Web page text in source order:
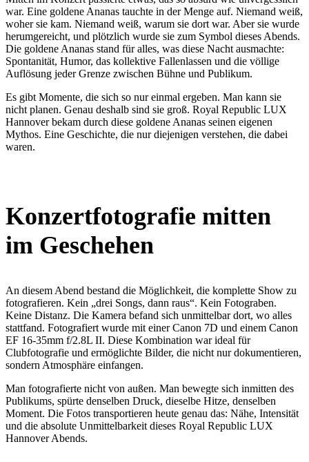
war. Eine goldene Ananas tauchte in der Menge auf. Niemand weiß,
woher sie kam. Niemand weiß, warum sie dort war. Aber sie wurde
herumgereicht, und plötzlich wurde sie zum Symbol dieses Abends.
Die goldene Ananas stand für alles, was diese Nacht ausmachte:
Spontanität, Humor, das kollektive Fallenlassen und die völlige
Auflösung jeder Grenze zwischen Bühne und Publikum.
Es gibt Momente, die sich so nur einmal ergeben. Man kann sie
nicht planen. Genau deshalb sind sie groß. Royal Republic LUX
Hannover bekam durch diese goldene Ananas seinen eigenen
Mythos. Eine Geschichte, die nur diejenigen verstehen, die dabei
waren.
Konzertfotografie mitten
im Geschehen
An diesem Abend bestand die Möglichkeit, die komplette Show zu
fotografieren. Kein „drei Songs, dann raus“. Kein Fotograben.
Keine Distanz. Die Kamera befand sich unmittelbar dort, wo alles
stattfand. Fotografiert wurde mit einer Canon 7D und einem Canon
EF 16-35mm f/2.8L II. Diese Kombination war ideal für
Clubfotografie und ermöglichte Bilder, die nicht nur dokumentieren,
sondern Atmosphäre einfangen.
Man fotografierte nicht von außen. Man bewegte sich inmitten des
Publikums, spürte denselben Druck, dieselbe Hitze, denselben
Moment. Die Fotos transportieren heute genau das: Nähe, Intensität
und die absolute Unmittelbarkeit dieses Royal Republic LUX
Hannover Abends.